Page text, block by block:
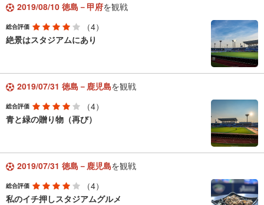
2019/08/10 徳島－甲府を観戦
総合評価
（4）
絶景はスタジアムにあり
2019/07/31 徳島－鹿児島を観戦
総合評価
（4）
青と緑の贈り物（再び）
2019/07/31 徳島－鹿児島を観戦
総合評価
（4）
私のイチ押しスタジアムグルメ